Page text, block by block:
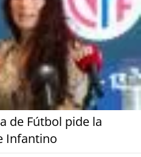
de Fútbol pide la
Infantino